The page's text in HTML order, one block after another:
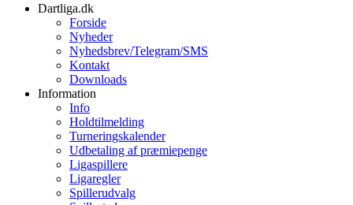
Dartliga.dk
Forside
Nyheder
Nyhedsbrev/Telegram/SMS
Kontakt
Downloads
Information
Info
Holdtilmelding
Turneringskalender
Udbetaling af præmiepenge
Ligaspillere
Ligaregler
Spillerudvalg